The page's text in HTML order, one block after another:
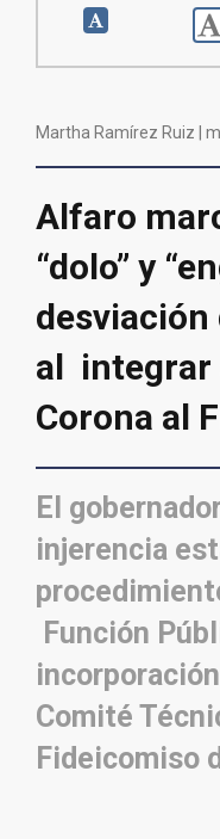
Martha Ramírez Ruiz |
Alfaro
“dolo” y
desviación
al integrar
Corona al
El
injerencia
Función
Comité
Fideicomiso